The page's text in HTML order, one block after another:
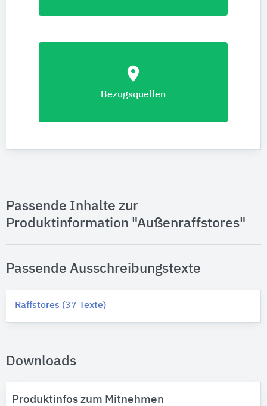
location_on
Bezugsquellen
Passende Inhalte zur
Produktinformation "Außenraffstores"
Passende Ausschreibungstexte
Raffstores (37 Texte)
Downloads
Produktinfos zum Mitnehmen